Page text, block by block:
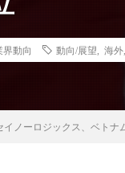
界動向 動向/展望 海外
イノーロジックス、ベトナ